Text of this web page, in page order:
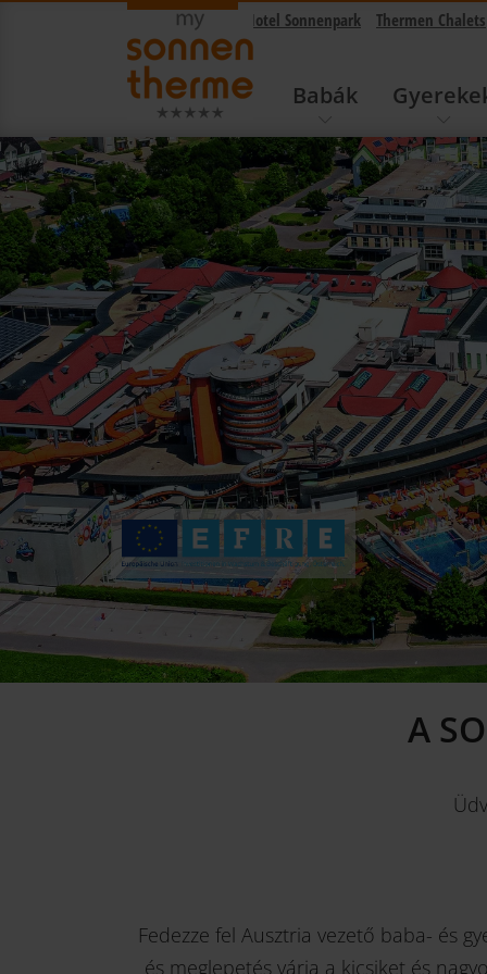
tervező átugrása
Sonnentherme Hotel Sonnenpark Thermen Chalets
Babák
A
Fedezze fel Ausztria vezető baba- és
és meglepetés várja a kicsiket és